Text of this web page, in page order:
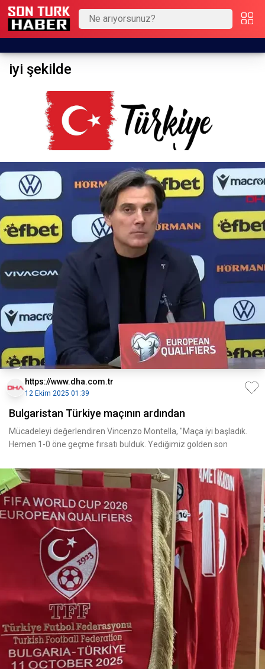
iyi şekilde
https://www.dha.com.tr
12 Ekim 2025 01:39
Bulgaristan Türkiye maçının ardından
Mücadeleyi değerlendiren Vincenzo Montella, "Maça iyi başladık.
Hemen 1-0 öne geçme fırsatı bulduk. Yediğimiz golden son